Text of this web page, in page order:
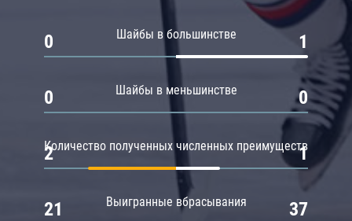
Шайбы в большинстве
0 1
Шайбы в меньшинстве
0 0
Количество полученных численных преимуществ
2 1
Выигранные вбрасывания
21 37